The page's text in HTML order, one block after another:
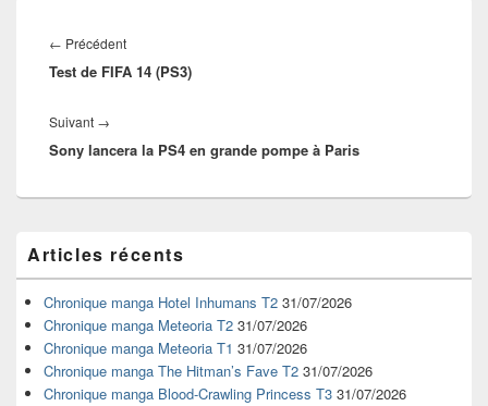
de
l’article
← PrécédentArticle
précédent :
Test de FIFA 14 (PS3)
Suivant →
suivant :
Sony lancera la PS4 en grande pompe à Paris
principale
de
widget
pour
barre
latérale
Articles récents
Chronique manga Hotel Inhumans T2 31/07/2026
Chronique manga Meteoria T2 31/07/2026
Chronique manga Meteoria T1 31/07/2026
Chronique manga The Hitman’s Fave T2 31/07/2026
Chronique manga Blood-Crawling Princess T3 31/07/2026